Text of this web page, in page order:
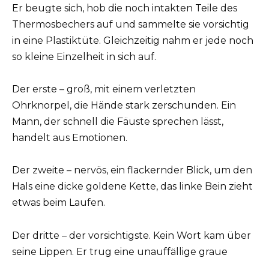
Er beugte sich, hob die noch intakten Teile des
Thermosbechers auf und sammelte sie vorsichtig
in eine Plastiktüte. Gleichzeitig nahm er jede noch
so kleine Einzelheit in sich auf.
Der erste – groß, mit einem verletzten
Ohrknorpel, die Hände stark zerschunden. Ein
Mann, der schnell die Fäuste sprechen lässt,
handelt aus Emotionen.
Der zweite – nervös, ein flackernder Blick, um den
Hals eine dicke goldene Kette, das linke Bein zieht
etwas beim Laufen.
Der dritte – der vorsichtigste. Kein Wort kam über
seine Lippen. Er trug eine unauffällige graue